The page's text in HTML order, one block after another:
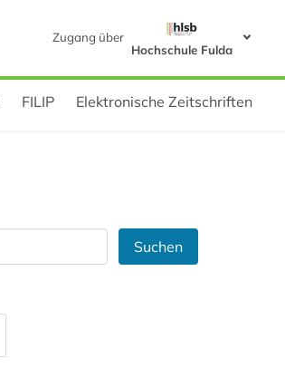
Zugang über
Hochschule Fulda
FILIP Elektronische Zeitschriften
Suchen